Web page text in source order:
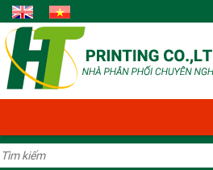
Bạn có 0 Sản phẩm Xem giỏ hàng